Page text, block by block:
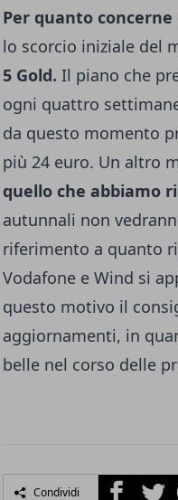
Per quanto
lo scorcio iniziale del
5 Gold. Il piano che
ogni quattro
da questo momento
più 24 euro. Un altro
quello che abbiamo
autunnali non
riferimento a quanto
Vodafone e Wind si
questo motivo il
aggiornamenti, in
belle nel corso delle
Condividi Facebook